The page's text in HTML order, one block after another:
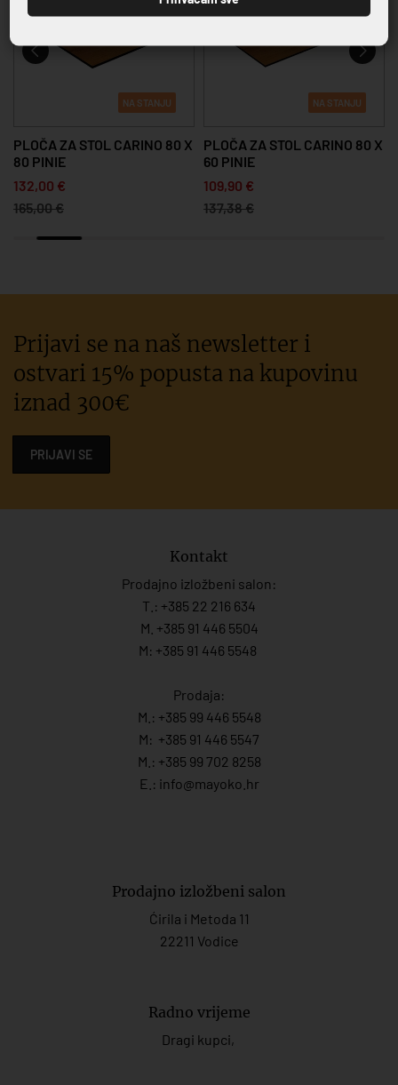
NA STANJU
PLOČA ZA STOL CARINO 80 X
80 PINIE
132,00 €
165,00 €
NA STANJU
PLOČA ZA STOL CARINO 80 X
60 PINIE
109,90 €
137,38 €
Prijavi se na naš newsletter i
ostvari 15% popusta na kupovinu
iznad 300€
PRIJAVI SE
Kontakt
Prodajno izložbeni salon:
T.: +385 22 216 634
M. +385 91 446 5504
M: +385 91 446 5548
Prodaja:
M.: +385 99 446 5548
M: +385 91 446 5547
M.: +385 99 702 8258
E.: info@mayoko. hr
Prodajno izložbeni salon
Ćirila i Metoda 11
22211 Vodice
Radno vrijeme
Dragi kupci,